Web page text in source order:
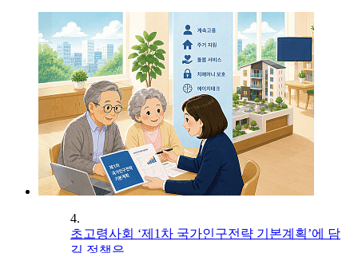
4.
초고령사회 ‘제1차 국가인구전략 기본계획’에 담